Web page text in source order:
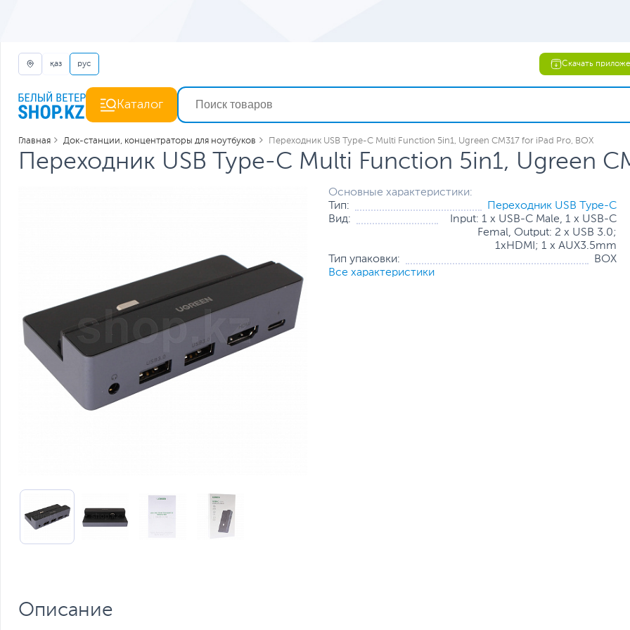
қаз рус Скачать
Каталог
Главная Док-станции, концентраторы для ноутбуков Переходник USB Type-C Multi Function 5in1, Ugreen CM317 for iPad Pro, BOX
Переходник USB Type-C Multi Function 5in1, Ugreen
Основные характеристики:
Тип:
Переходник USB Type-C
Вид:
Input: 1 x USB-C Male, 1 x USB-C
Femal, Output: 2 x USB 3.0;
1xHDMI; 1 x AUX3.5mm
Тип упаковки:
BOX
Все характеристики
Описание